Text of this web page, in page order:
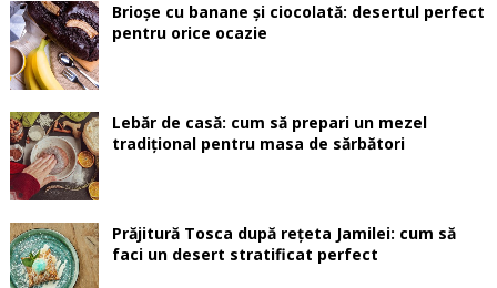
Brioșe cu banane și ciocolată: desertul perfect
pentru orice ocazie
Lebăr de casă: cum să prepari un mezel
tradițional pentru masa de sărbători
Prăjitură Tosca după rețeta Jamilei: cum să
faci un desert stratificat perfect